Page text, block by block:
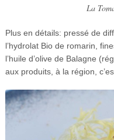
La
Plus en détails: pressé de
l’hydrolat Bio de romarin,
l’huile d’olive de Balagne
aux produits, à la région,